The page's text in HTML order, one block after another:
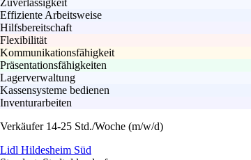
Zuverlässigkeit
Effiziente Arbeitsweise
Hilfsbereitschaft
Flexibilität
Kommunikationsfähigkeit
Präsentationsfähigkeiten
Lagerverwaltung
Kassensysteme bedienen
Inventurarbeiten
Verkäufer 14-25 Std./Woche (m/w/d)
Lidl Hildesheim Süd